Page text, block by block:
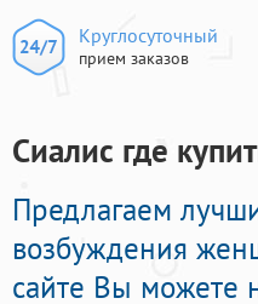
Круглосуточный
прием заказов
Сиалис где
Предлагаем
возбуждения
сайте Вы можете